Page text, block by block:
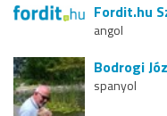
Fordit.hu
angol
Bodrogi
spanyol